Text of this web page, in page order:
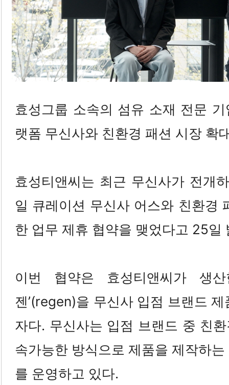
효성그룹 소속의 섬유 소재 전문
랫폼 무신사와 친환경 패션 시장 확
효성티앤씨는 최근 무신사가 전개
일 큐레이션 무신사 어스와 친환경
한 업무 제휴 협약을 맺었다고 25일
이번 협약은 효성티앤씨가 생
젠’(regen)을 무신사 입점 브랜드
자다. 무신사는 입점 브랜드 중 친
속가능한 방식으로 제품을 제작하
를 운영하고 있다.